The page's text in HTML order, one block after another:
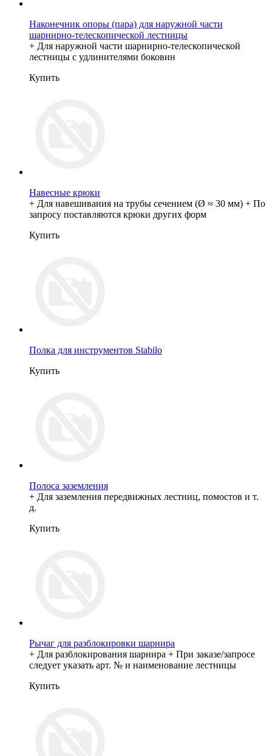
Наконечник опоры (пара) для наружной части
шарнирно-телескопической лестницы
+ Для наружной части шарнирно-телескопической
лестницы с удлинителями боковин
Купить
Навесные крюки
+ Для навешивания на трубы сечением (Ø ≈ 30 мм) + По
запросу поставляются крюки других форм
Купить
Полка для инструментов Stabilo
Купить
Полоса заземления
+ Для заземления передвижных лестниц, помостов и т.
д.
Купить
Рычаг для разблокировки шарнира
+ Для разблокирования шарнира + При заказе/запросе
следует указать арт. № и наименование лестницы
Купить